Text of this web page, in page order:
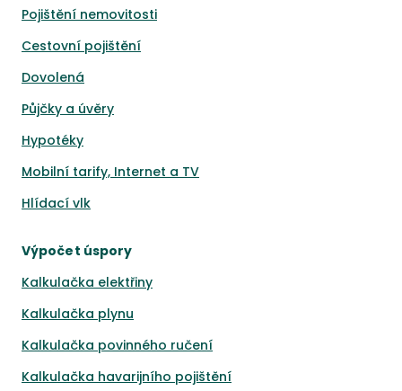
Pojištění nemovitosti
Cestovní pojištění
Dovolená
Půjčky a úvěry
Hypotéky
Mobilní tarify, Internet a TV
Hlídací vlk
Výpočet úspory
Kalkulačka elektřiny
Kalkulačka plynu
Kalkulačka povinného ručení
Kalkulačka havarijního pojištění